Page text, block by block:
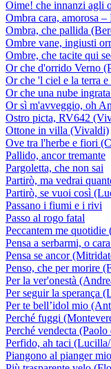
Oime! che innanzi agli
Ombra cara, amorosa
Ombra, che pallida
Ombre vane, ingiusti
Ombre, che tacite qui
Or che d'orrido Verno
Or che 'l ciel e la terra
Or che una nube
Or sì m'avveggio, oh
Ostro picta, RV642
Ottone in villa (Vivaldi)
Ove tra l'herbe e fiori
Pallido, ancor tremante
Pargoletta, che non sai
Partirò, ma vedrai
Partirò, se vuoi così
Passano i fiumi e i rivi
Passo al rogo fatal
Peccantem me quotidie
Pensa a serbarmi, o
Pensa se ancor
Penso, che per morire
Per la ver'onestà
Per seguir la sperança
Per te bell’idol mio
Perché fuggi
Perché vendecta (Paolo
Perfido, ah taci
Piangono al pianger